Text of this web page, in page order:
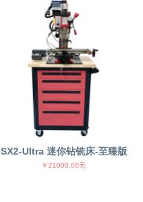
SX2-Ultra 迷你钻铣床-至臻版
￥21000.00元